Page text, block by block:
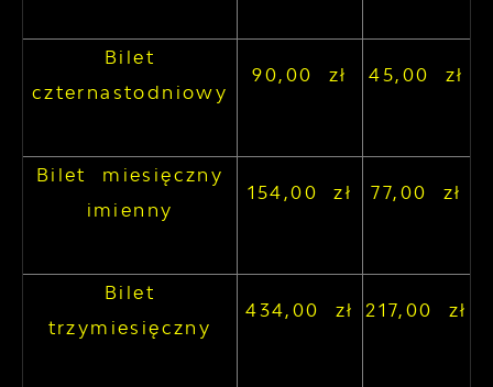
Bilet
czternastodniowy
90,00 zł 45,00 zł
Bilet miesięczny
imienny
154,00 zł 77,00 zł
Bilet
trzymiesięczny
434,00 zł 217,00 zł